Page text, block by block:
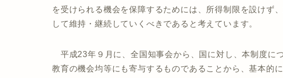
を受けられる機会を保障するためには、所得制限を設けず
して維持・継続していくべきであると考えています。
平成23年９月に、全国知事会から、国に対し、本制度に
教育の機会均等にも寄与するものであることから、基本的